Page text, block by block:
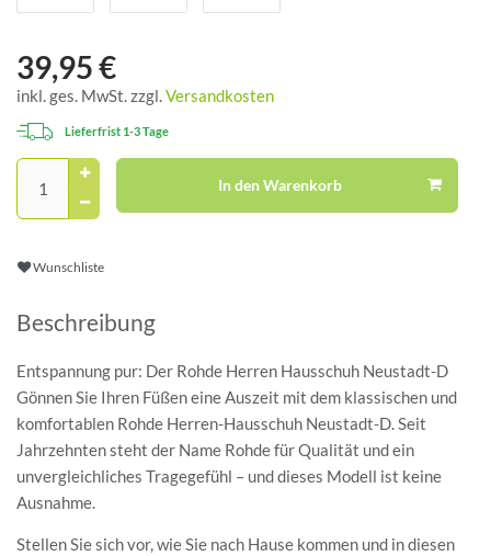
39,95 €
inkl. ges. MwSt. zzgl.Versandkosten
Lieferfrist 1-3 Tage
In den Warenkorb
Wunschliste
Beschreibung
Entspannung pur: Der Rohde Herren Hausschuh Neustadt-D
Gönnen Sie Ihren Füßen eine Auszeit mit dem klassischen und
komfortablen Rohde Herren-Hausschuh Neustadt-D. Seit
Jahrzehnten steht der Name Rohde für Qualität und ein
unvergleichliches Tragegefühl – und dieses Modell ist keine
Ausnahme.
Stellen Sie sich vor, wie Sie nach Hause kommen und in diesen